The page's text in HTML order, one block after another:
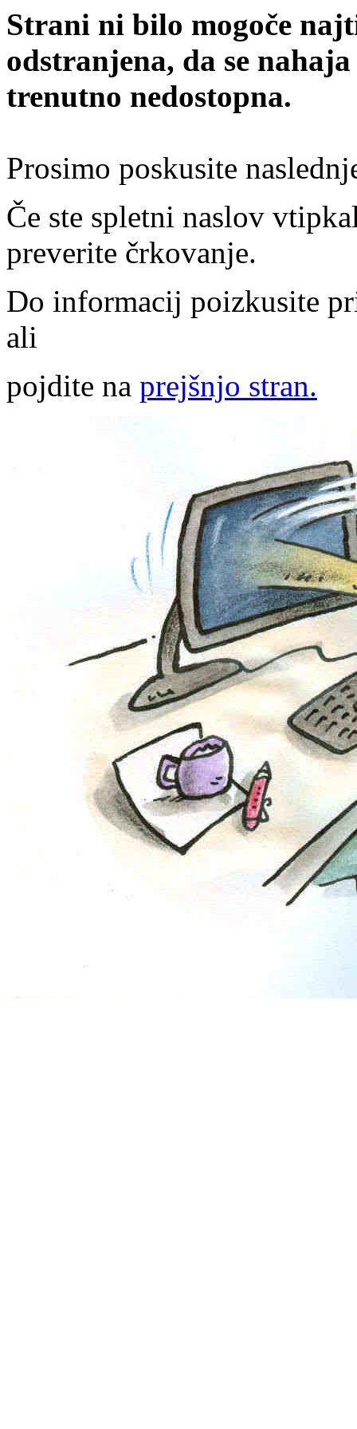
Strani ni bilo mogoče
odstranjena, da se
trenutno nedostopna.
Prosimo poskusite
Če ste spletni naslov
preverite črkovanje.
Do informacij poizkusite
ali
pojdite na prejšnjo stran.